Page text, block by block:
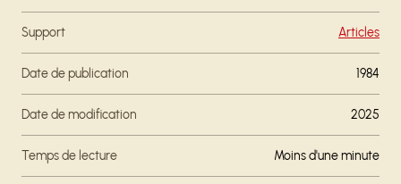
Support Articles
Date de publication 1984
Date de modification 2025
Temps de lecture moins d'une minute